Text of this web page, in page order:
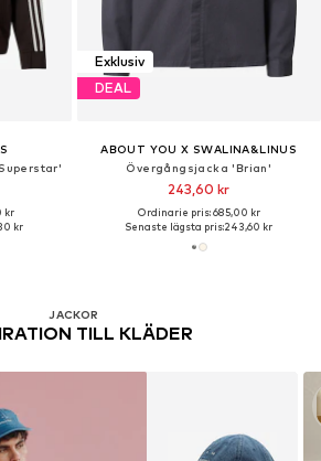
kr
kr
Exklusiv
DEAL
ABOUT YOU X SWALINA&LINUS
Övergångsjacka 'Brian'
243,60 kr
Ordinarie pris: 685,00 kr
Senaste lägsta pris:243,60 kr
JACKOR
TILL KLÄDER